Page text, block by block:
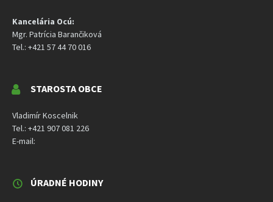
Kancelária Ocú:
Mgr. Patrícia Barančiková
Tel.: +421 57 44 70 016
STAROSTA OBCE
Vladimír Koscelnik
Tel.: +421 907 081 226
E-mail:
ÚRADNÉ HODINY